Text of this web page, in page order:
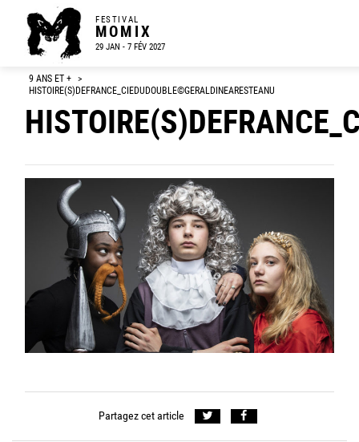
FESTIVAL
MOMIX
29 JAN - 7 FÉV 2027
9 ANS ET + >
HISTOIRE(S)DEFRANCE_CIEDUDOUBLE©GERALDINEARESTEANU
Partagez cet article